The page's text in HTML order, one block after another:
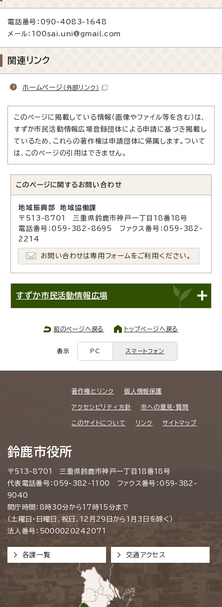
電話番号：090-4083-1648
メール：100sai.uni@gmail.com
関連リンク
ホームページ （外部リンク）
このページに掲載している情報（画像やファイル等を含む）は、
すずか市民活動情報広場登録団体による申請に基づき掲載し
ているため、これらの著作権は申請団体に帰属します。ついて
は、このページの引用はできません。
このページに関する お問い合わせ
地域振興部 地域協働課
〒513-8701 三重県鈴鹿市神戸一丁目18番18号
電話番号：059-382-8695 ファクス番号：059-382-
2214
お問い合わせは専用フォームをご利用ください。
すずか市民活動情報広場
前のページへ戻る トップページへ戻る
表示 PC スマートフォン
著作権とリンク 個人情報保護
アクセシビリティ方針 市への意見・質問
このサイトについて リンク サイトマップ
鈴鹿市役所
〒513-8701 三重県鈴鹿市神戸一丁目18番18号
代表電話番号：059-382-1100 ファクス番号：059-382-
9040
開庁時間：8時30分から17時15分まで
（土曜日・日曜日、祝日、12月29日から1月3日を除く）
法人番号：5000020242071
各課一覧 交通アクセス